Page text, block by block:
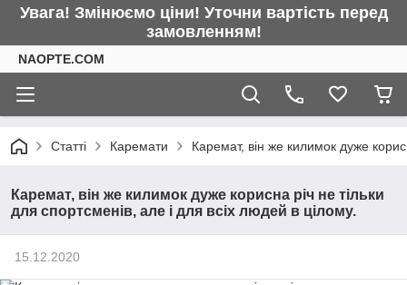
Увага! Змінюємо ціни! Уточни вартість перед
замовленням!
NAOPTE.COM
Статті Каремати Каремат, він же килимок дуже
Каремат, він же килимок дуже корисна річ не тільки
для спортсменів, але і для всіх людей в цілому.
15.12.2020